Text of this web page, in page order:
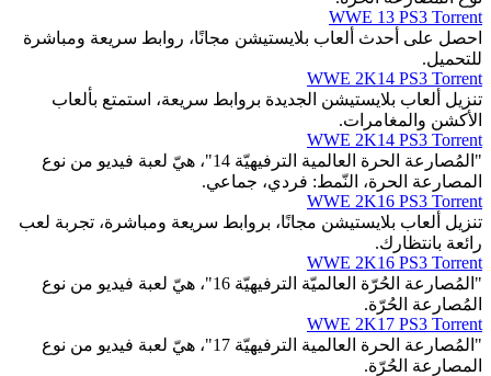
WWE 13 PS3 Torrent
احصل على أحدث ألعاب بلايستيشن مجانًا، روابط سريعة ومباشرة
للتحميل.
WWE 2K14 PS3 Torrent
تنزيل ألعاب بلايستيشن الجديدة بروابط سريعة، استمتع بألعاب
الأكشن والمغامرات.
WWE 2K14 PS3 Torrent
"المُصارعة الحرة العالمية الترفيهيّة 14"، هيّ لعبة فيديو من نوع
المصارعة الحرة، النّمط: فردي، جماعي.
WWE 2K16 PS3 Torrent
تنزيل ألعاب بلايستيشن مجانًا، بروابط سريعة ومباشرة، تجربة لعب
رائعة بانتظارك.
WWE 2K16 PS3 Torrent
"المُصارعة الحُرّة العالميّة الترفيهيّة 16"، هيّ لعبة فيديو من نوع
المُصارعة الحُرّة.
WWE 2K17 PS3 Torrent
"المُصارعة الحرة العالمية الترفيهيّة 17"، هيّ لعبة فيديو من نوع
المصارعة الحُرّة.